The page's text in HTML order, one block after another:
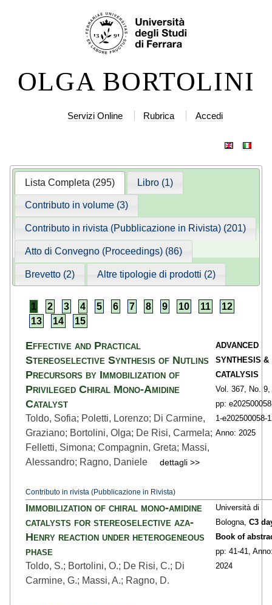
Salta
alla
OLGA BORTOLINI
Servizi Online Rubrica Accedi
Lista Completa (295) Libro (1)
Contributo in volume (3)
Contributo in rivista (Pubblicazione in Rivista) (201)
Atto di Convegno (Proceedings) (86)
Brevetto (2) Altre tipologie di prodotti (2)
1 2 3 4 5 6 7 8 9 10 11
12
13
14 15
Effective and Practical
Stereoselective Synthesis of Nutlins
Precursors by Immobilization of
Privileged Chiral Mono‐Amidine
Catalyst
Toldo, Sofia; Poletti, Lorenzo; Di Carmine,
Graziano; Bortolini, Olga; De Risi, Carmela;
Felletti, Simona; Compagnin, Greta; Massi,
Alessandro; Ragno, Daniele
dettagli >>
Contributo in rivista (Pubblicazione in Rivista)
ADVANCED
SYNTHESIS &
CATALYSIS
Vol. 367, No. 9,
pp:
1-e202500058-
Anno: 2025
Immobilization of chiral mono-amidine
catalysts for stereoselective aza-
Henry reaction under heterogeneous
phase
Toldo, S.; Bortolini, O.; De Risi, C.; Di
Carmine, G.; Massi, A.; Ragno, D.
Università di
Bologna,C3
Book of
pp: 41-41,
2024